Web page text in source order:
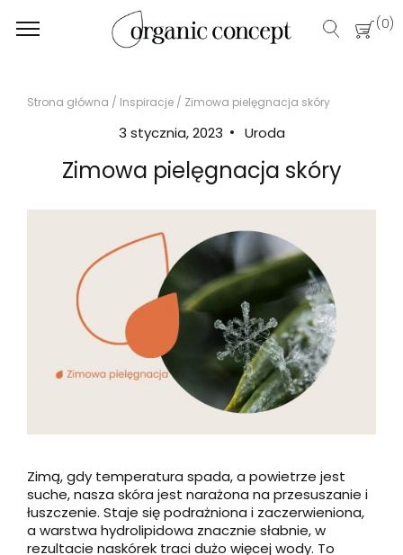
Strona główna / Inspiracje / Zimowa pielęgnacja skóry
3 stycznia, 2023 Uroda
Zimowa pielęgnacja skóry
Zimą, gdy temperatura spada, a powietrze jest
suche, nasza skóra jest narażona na przesuszanie i
łuszczenie. Staje się podrażniona i zaczerwieniona,
a warstwa hydrolipidowa znacznie słabnie, w
rezultacie naskórek traci dużo więcej wody. To